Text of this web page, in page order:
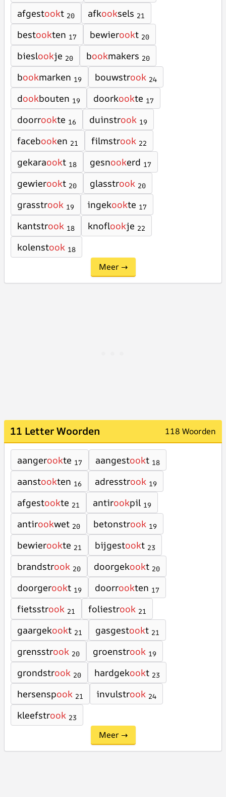
afgestookt 20 afkooksels 21
bestookten 17 bewierookt 20
bieslookje 20 bookmakers 20
bookmarken 19 bouwstrook 24
dookbouten 19 doorkookte 17
doorrookte 16 duinstrook 19
facebooken 21 filmstrook 22
gekaraookt 18 gesnookerd 17
gewierookt 20 glasstrook 20
grasstrook 19 ingekookte 17
kantstrook 18 knoflookje 22
kolenstook 18
Meer →
11 Letter Woorden 118 Woorden
aangerookte 17 aangestookt 18
aanstookten 16 adresstrook 19
afgestookte 21 antirookpil 19
antirookwet 20 betonstrook 19
bewierookte 21 bijgestookt 23
brandstrook 20 doorgekookt 20
doorgerookt 19 doorrookten 17
fietsstrook 21 foliestrook 21
gaargekookt 21 gasgestookt 21
grensstrook 20 groenstrook 19
grondstrook 20 hardgekookt 23
hersenspook 21 invulstrook 24
kleefstrook 23
Meer →